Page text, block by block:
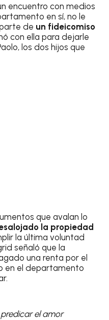
encuentro con medios
en sí, no le
de un fideicomiso
con ella para dejarle
los dos hijos que
que avalan lo
la propiedad
la última voluntad
señaló que la
una renta por el
en el departamento
el amor